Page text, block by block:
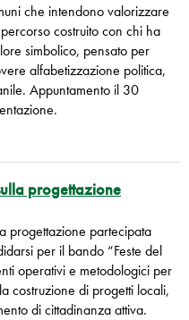
che intendono valorizzare
costruito con chi ha
simbolico, pensato per
alfabetizzazione politica,
Appuntamento il 30
progettazione
progettazione partecipata
per il bando “Feste del
operativi e metodologici per
costruzione di progetti locali,
di cittadinanza attiva.